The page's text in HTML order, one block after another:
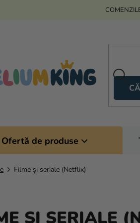
Ofertă de produse
Filme și seriale (Netflix)
ȘI SERIALE